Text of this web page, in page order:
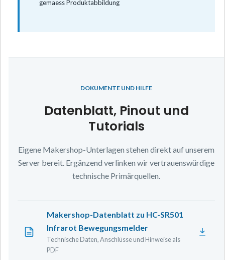
gemaess Produktabbildung
DOKUMENTE UND HILFE
Datenblatt, Pinout und
Tutorials
Eigene Makershop-Unterlagen stehen direkt auf unserem
Server bereit. Ergänzend verlinken wir vertrauenswürdige
technische Primärquellen.
Makershop-Datenblatt zu HC-SR501
Infrarot Bewegungsmelder
Technische Daten, Anschlüsse und Hinweise als
PDF